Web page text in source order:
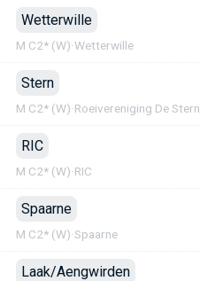
Wetterwille
M C2* (W)·Wetterwille
Stern
M C2* (W)·Roeivereniging De Stern
RIC
M C2* (W)·RIC
Spaarne
M C2* (W)·Spaarne
Laak/Aengwirden